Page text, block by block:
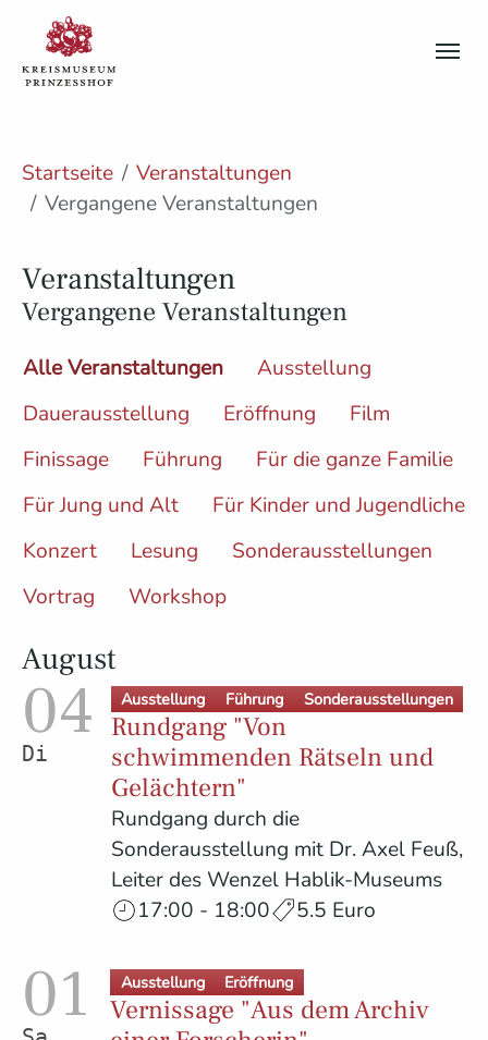
Skip to main content
Skip to page footer
You are here:
Startseite
Veranstaltungen
Vergangene Veranstaltungen
Veranstaltungen
Vergangene Veranstaltungen
Alle Veranstaltungen
Ausstellung
Dauerausstellung
Eröffnung
Film
Finissage
Führung
Für die ganze Familie
Für Jung und Alt
Für Kinder und Jugendliche
Konzert
Lesung
Sonderausstellungen
Vortrag
Workshop
August
04
Dienstag
Ausstellung Führung Sonderausstellungen
Rundgang "Von
schwimmenden Rätseln und
Gelächtern"
Rundgang durch die
Sonderausstellung mit Dr. Axel Feuß,
Leiter des Wenzel Hablik-Museums
17:00 - 18:00
5.5 Euro
01 Ausstellung Eröffnung
Vernissage "Aus dem Archiv